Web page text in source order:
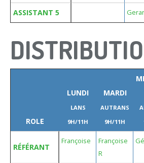
ASSISTANT 5
ROLE
LUNDI
LANS
9H/11H
MARDI
AUTRANS
9H/11H
RÉFÉRANT
Françoise
Françoise
R